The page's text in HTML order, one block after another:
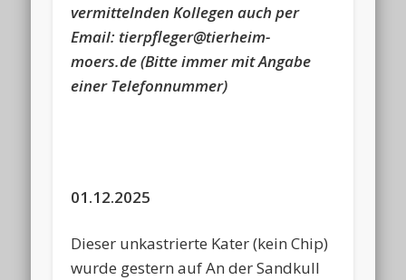
vermittelnden Kollegen auch per
Email: tierpfleger@tierheim-
moers.de(Bitte immer mit Angabe
einer Telefonnummer)
01.12.2025
Dieser unkastrierte Kater (kein Chip)
wurde gestern auf An der Sandkull